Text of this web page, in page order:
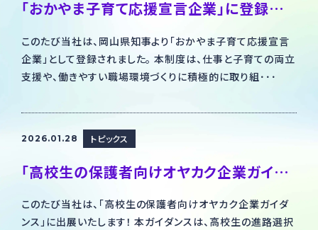
「おかやま子育て応援宣言企業」に登録されました
このたび当社は、岡山県知事より「おかやま子育て応援宣言
企業」として登録されました。 本制度は、仕事と子育ての両立
支援や、働きやすい職場環境づくりに積極的に取り組･･･
2026.01.28 トピックス
「高校生の保護者向けオヤカク企業ガイダンス」出展のお知らせ
このたび当社は、「高校生の保護者向けオヤカク企業ガイダ
ンス」に出展いたします！ 本ガイダンスは、高校生の進路選択